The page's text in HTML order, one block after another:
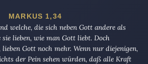
MARKUS 1,34
welche, die sich neben Gott andere als
sie lieben, wie man Gott liebt. Doch
lieben Gott noch mehr. Wenn nur diejenigen,
der Pein sehen würden, daß alle Kraft